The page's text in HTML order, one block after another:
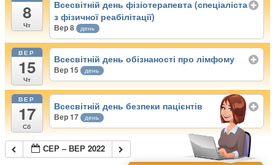
8
Чт
Всесвітній день фізіотерапевта (спеціаліста
з фізичної реабілітації)
Вер 8 день
ВЕР
15
Чт
Всесвітній день обізнаності про лімфому
Вер 15 день
ВЕР
17
Сб
Всесвітній день безпеки пацієнтів
Вер 17 день
СЕР – ВЕР 2022